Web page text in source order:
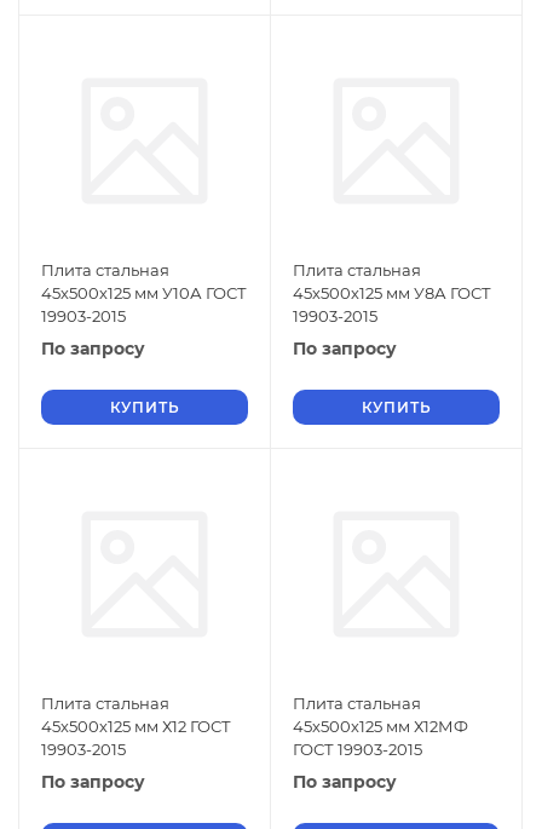
Плита стальная
45х500х125 мм У10А ГОСТ
19903-2015
По запросу
КУПИТЬ
Плита стальная
45х500х125 мм У8А ГОСТ
19903-2015
По запросу
КУПИТЬ
Плита стальная
45х500х125 мм Х12 ГОСТ
19903-2015
По запросу
Плита стальная
45х500х125 мм Х12МФ
ГОСТ 19903-2015
По запросу